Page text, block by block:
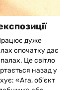
дуже
спочатку дає
Це світло
назад у
«Ага, об’єкт